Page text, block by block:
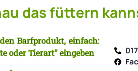
das füttern
Barfprodukt, einfach:
oder Tierart" eingeben